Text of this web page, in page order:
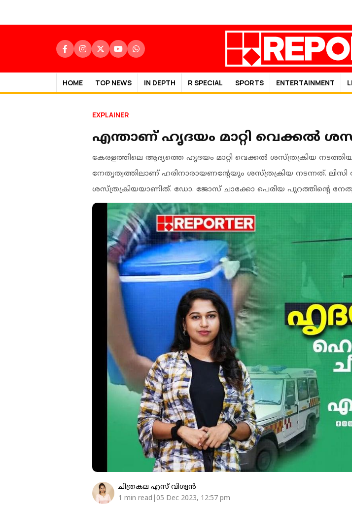
HOME TOP NEWS IN DEPTH R SPECIAL SPORTS ENTERTAINMENT
EXPLAINER
എന്താണ് ഹൃദയം മാറ്റി വെക്കൽ
കേരളത്തിലെ ആദ്യത്തെ ഹൃദയം മാറ്റി വെക്കൽ ശസ്ത്രക്രിയ
നേതൃത്വത്തിലാണ് ഹരിനാരായണന്റേയും ശസ്ത്രക്രിയ നടന്നത്.
ശസ്ത്രക്രിയയാണിത്. ഡോ. ജോസ് ചാക്കോ പെരിയ പുറത്തിൻ്റെ
ചിത്രകല എസ് വിശ്വന്‍
1 min read|05 Dec 2023, 12:57 pm